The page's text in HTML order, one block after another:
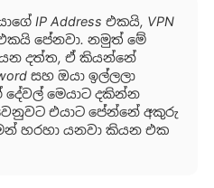
IP Address එකයි, VPN
එකයි පේනවා. නමුත් මේ
දත්ත, ඒ කියන්නේ
සහ ඔයා ඉල්ලලා
දේවල් මෙයාට දකින්න
එයාට පේන්නේ අකුරු
හරහා යනවා කියන එක